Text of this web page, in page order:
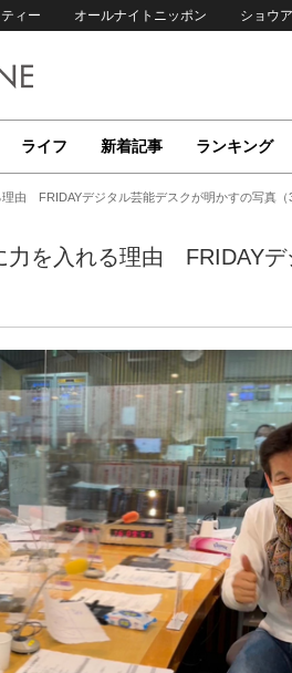
ィー オールナイトニッポン ショウ
ライフ 新着記事 ランキング
由 FRIDAYデジタル芸能デスクが明かすの写真（3
力を入れる理由 FRIDAY